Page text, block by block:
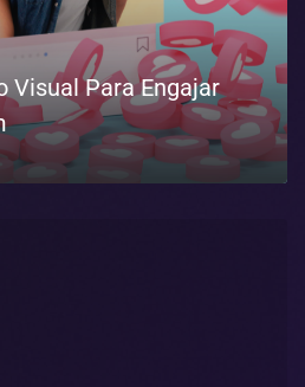
Visual Para Engajar